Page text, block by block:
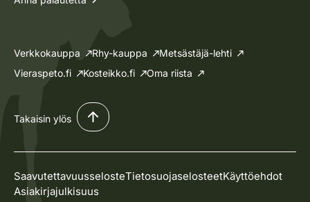
Verkkokauppa Rhy-kauppa
Metsästäjä-lehti
Vieraspeto.fi
Kosteikko.fi Oma riista
Takaisin ylös
SaavutettavuusselosteTietosuojaselosteetKäyttöehdot
Asiakirjajulkisuus